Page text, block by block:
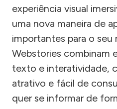
experiência visual
uma nova maneira de
importantes para o seu
Webstories combinam
texto e interatividade,
atrativo e fácil de
quer se informar de